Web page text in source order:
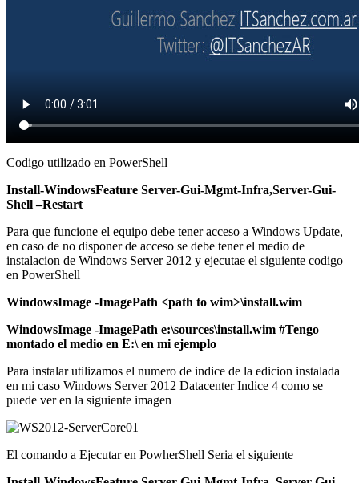
Codigo utilizado en PowerShell
Install-WindowsFeature Server-Gui-Mgmt-Infra,Server-Gui-
Shell –Restart
Para que funcione el equipo debe tener acceso a Windows Update,
en caso de no disponer de acceso se debe tener el medio de
instalacion de Windows Server 2012 y ejecutae el siguiente codigo
en PowerShell
WindowsImage -ImagePath <path to wim>\install.wim
WindowsImage -ImagePath e:\sources\install.wim #Tengo
montado el medio en E:\ en mi ejemplo
Para instalar utilizamos el numero de indice de la edicion instalada
en mi caso Windows Server 2012 Datacenter Indice 4 como se
puede ver en la siguiente imagen
El comando a Ejecutar en PowherShell Seria el siguiente